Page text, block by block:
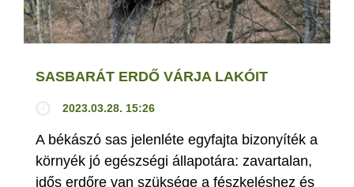
SASBARÁT ERDŐ VÁRJA LAKÓIT
2023.03.28. 15:26
A békászó sas jelenléte egyfajta bizonyíték a
környék jó egészségi állapotára: zavartalan,
idős erdőre van szüksége a fészkeléshez és